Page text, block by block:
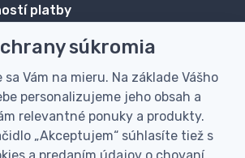
platby
vlastný originálny darček
z ktorého Vám pomôžeme vybrať
súkromia
Vám na mieru. Na základe Vášho
personalizujeme jeho obsah a
relevantné ponuky a produkty.
„Akceptujem“ súhlasíte tiež s